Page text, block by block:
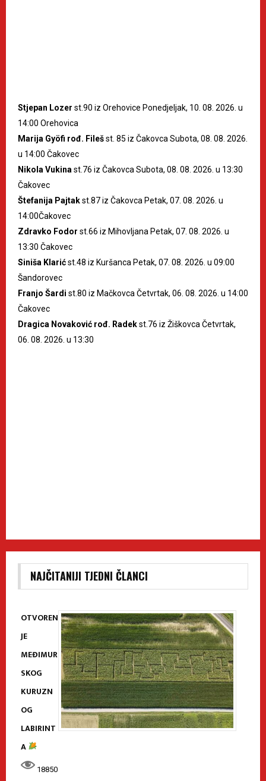
Stjepan Lozer st.90 iz Orehovice Ponedjeljak, 10. 08. 2026. u
14:00 Orehovica
Marija Gyöfi rođ. Filešst. 85 iz Čakovca Subota, 08. 08. 2026.
u 14:00 Čakovec
Nikola Vukina st.76 iz Čakovca Subota, 08. 08. 2026. u 13:30
Čakovec
Štefanija Pajtakst.87 iz Čakovca Petak, 07. 08. 2026. u
14:00Čakovec
Zdravko Fodor st.66 iz Mihovljana Petak, 07. 08. 2026. u
13:30 Čakovec
Siniša Klarićst.48 iz Kuršanca Petak, 07. 08. 2026. u 09:00
Šandorovec
Franjo Šardi st.80 iz Mačkovca Četvrtak, 06. 08. 2026. u 14:00
Čakovec
Dragica Novaković rođ. Radekst.76 iz Žiškovca Četvrtak,
06. 08. 2026. u 13:30
NAJČITANIJI TJEDNI ČLANCI
OTVOREN
JE
MEĐIMUR
SKOG
KURUZN
OG
LABIRINT
A
18850